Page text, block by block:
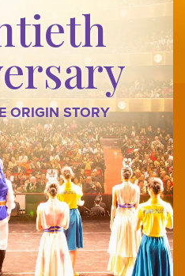
ORIGIN STORY